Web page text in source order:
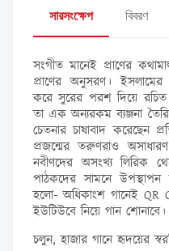
সারসংক্ষেপ বিবরণ
সংগীত মানেই প্রাণের
প্রাণের অনুসরণ। ইসলামের
করে সুরের পরশ দিয়ে
তা এক অন্যরকম ব্যঞ্জনা
চেতনার চাষাবাদ করেছেন
প্রজন্মের তরুণরাও
নবীণদের অসংখ্য লিরিক
পাঠকদের সামনে
হলো- অধিকাংশ গানেই QR
ইউটিউবে নিয়ে গান শোনাবে।
চলুন, হাজার গানে হৃদয়ের